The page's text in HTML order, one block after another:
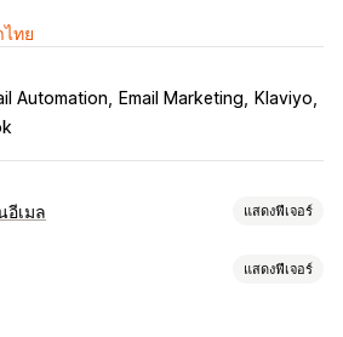
ทย
Automation Email Marketing
Klaviyo
อีเมล แสดงฟีเจอร์
แสดงฟีเจอร์